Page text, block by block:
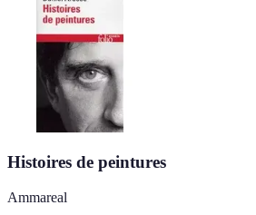
Histoires de peintures
Ammareal